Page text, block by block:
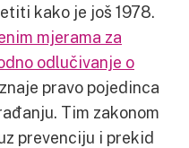
kako je još 1978.
mjerama za
odlučivanje o
pravo pojedinca
Tim zakonom
prevenciju i prekid